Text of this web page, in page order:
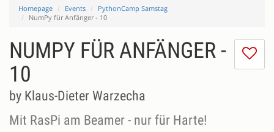
Homepage Events
PythonCamp Samstag
NumPy für Anfänger - 10
I
NUMPY FÜR ANFÄNGER -
10
by Klaus-Dieter Warzecha
Mit RasPi am Beamer - nur für Harte!